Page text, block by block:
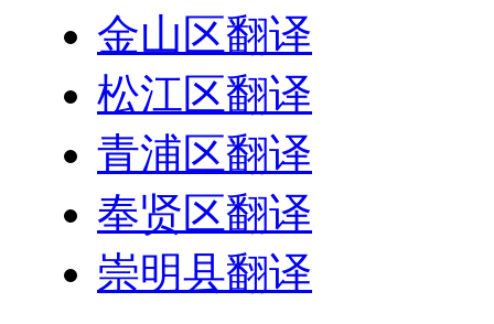
金山区翻译
松江区翻译
青浦区翻译
奉贤区翻译
崇明县翻译